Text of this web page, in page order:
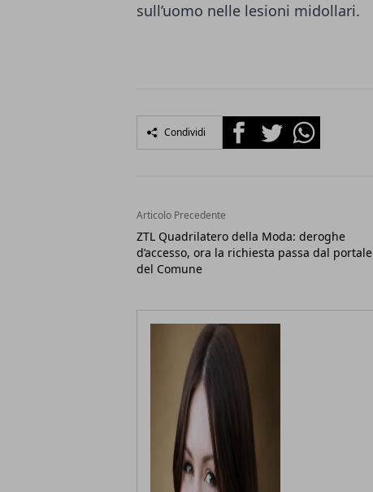
sull’uomo nelle lesioni midollari.
Condividi FacebookTwitterWhatsapp
Articolo Precedente
ZTL Quadrilatero della Moda: deroghe
d’accesso, ora la richiesta passa dal portale
del Comune